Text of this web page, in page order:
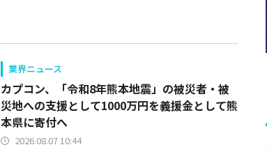
業界ニュース
カプコン、「令和8年熊本地震」の被災者・被
災地への支援として1000万円を義援金として熊
本県に寄付へ
2026.08.07 10:44